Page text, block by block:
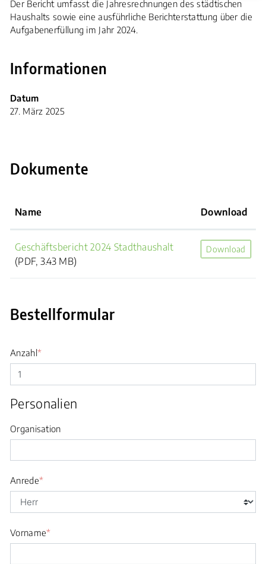
Der Bericht umfasst die Jahresrechnungen des städtischen
Haushalts sowie eine ausführliche Berichterstattung über die
Aufgabenerfüllung im Jahr 2024.
Informationen
Datum
27. März 2025
Dokumente
Name Download
Geschäftsbericht 2024 Stadthaushalt
(PDF, 3.43 MB)
Download
Bestellformular
Anzahl *
Personalien
Organisation
Anrede*
Vorname*
Zugehörige Objekte